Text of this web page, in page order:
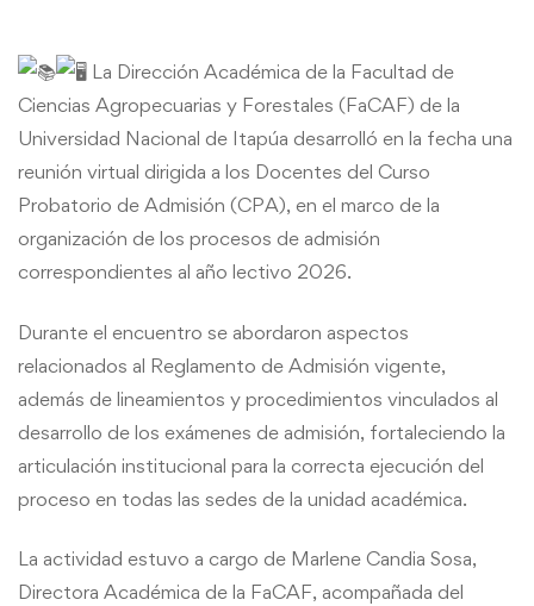
de
Admisión
2026
La Dirección Académica de la Facultad de
Ciencias Agropecuarias y Forestales (FaCAF) de la
Universidad Nacional de Itapúa desarrolló en la fecha una
reunión virtual dirigida a los Docentes del Curso
Probatorio de Admisión (CPA), en el marco de la
organización de los procesos de admisión
correspondientes al año lectivo 2026.
Durante el encuentro se abordaron aspectos
relacionados al Reglamento de Admisión vigente,
además de lineamientos y procedimientos vinculados al
desarrollo de los exámenes de admisión, fortaleciendo la
articulación institucional para la correcta ejecución del
proceso en todas las sedes de la unidad académica.
La actividad estuvo a cargo de Marlene Candia Sosa,
Directora Académica de la FaCAF, acompañada del